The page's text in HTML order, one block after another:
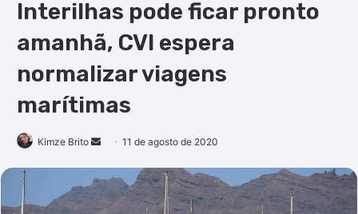
Interilhas pode ficar pronto
amanhã, CVI espera
normalizar viagens
marítimas
Kimze Brito
Mande
e-
mail
11 de agosto de 2020